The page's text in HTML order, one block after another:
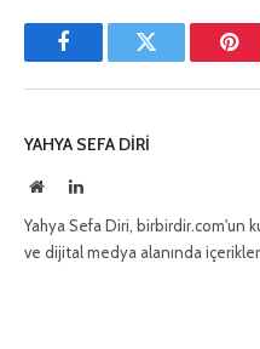
FacebookTwitter
YAHYA SEFA DIRI
İnternetLinkedIn
Yahya Sefa Diri, birbirdir.com'un
ve dijital medya alanında